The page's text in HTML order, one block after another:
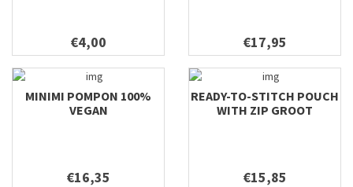
€4,00 €17,95
MINIMI POMPON 100%
VEGAN
€16,35
READY-TO-STITCH POUCH
WITH ZIP GROOT
€15,85